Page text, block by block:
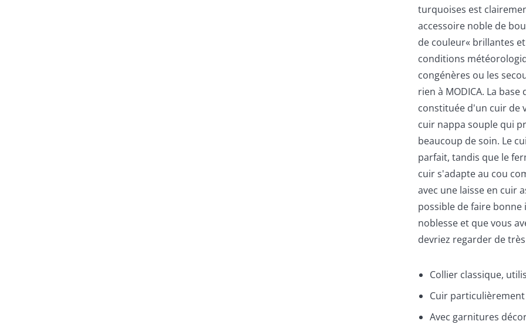
turquoises est
accessoire noble de
de couleur« brillantes
conditions
congénères ou les
rien à MODICA. La
constituée d'un cuir de
cuir nappa souple qui
beaucoup de soin. Le
parfait, tandis que le
cuir s'adapte au cou
avec une laisse en cuir
possible de faire
noblesse et que vous
devriez regarder de
Collier classique,
Cuir
Avec garnitures